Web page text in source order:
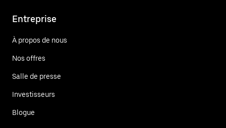
Entreprise
À propos de nous
Nos offres
Salle de presse
Investisseurs
Blogue